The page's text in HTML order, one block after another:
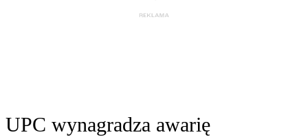
UPC wynagradza awarię